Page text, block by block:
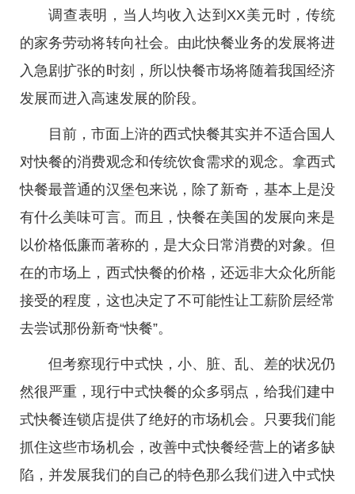
调查表明，当人均收入达到XX美元时，传统
的家务劳动将转向社会。由此快餐业务的发展将进
入急剧扩张的时刻，所以快餐市场将随着我国经济
发展而进入高速发展的阶段。
目前，市面上浒的西式快餐其实并不适合国人
对快餐的消费观念和传统饮食需求的观念。拿西式
快餐最普通的汉堡包来说，除了新奇，基本上是没
有什么美味可言。而且，快餐在美国的发展向来是
以价格低廉而著称的，是大众日常消费的对象。但
在的市场上，西式快餐的价格，还远非大众化所能
接受的程度，这也决定了不可能性让工薪阶层经常
去尝试那份新奇“快餐”。
但考察现行中式快，小、脏、乱、差的状况仍
然很严重，现行中式快餐的众多弱点，给我们建中
式快餐连锁店提供了绝好的市场机会。只要我们能
抓住这些市场机会，改善中式快餐经营上的诸多缺
陷，并发展我们的自己的特色那么我们进入中式快